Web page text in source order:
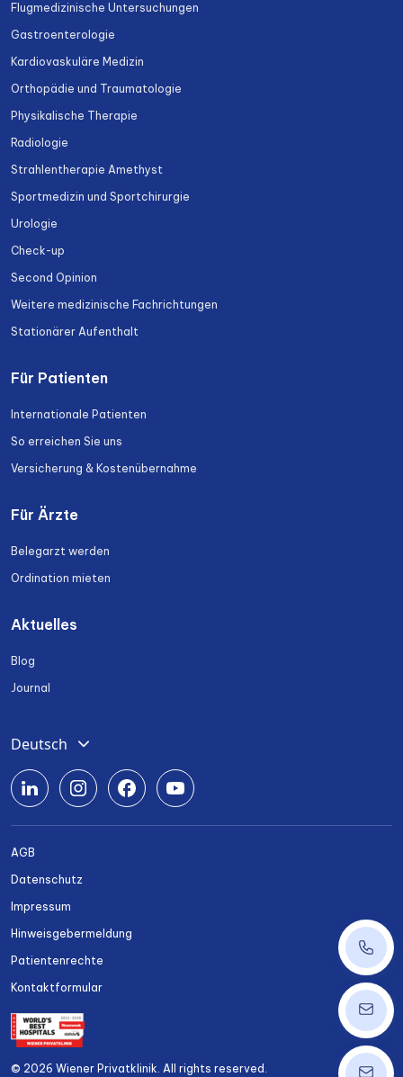
Flugmedizinische Untersuchungen
Gastroenterologie
Kardiovaskuläre Medizin
Orthopädie und Traumatologie
Physikalische Therapie
Radiologie
Strahlentherapie Amethyst
Sportmedizin und Sportchirurgie
Urologie
Check-up
Second Opinion
Weitere medizinische Fachrichtungen
Stationärer Aufenthalt
Für Patienten
Internationale Patienten
So erreichen Sie uns
Versicherung & Kostenübernahme
Für Ärzte
Belegarzt werden
Ordination mieten
Aktuelles
Blog
Journal
Deutsch
English
Română
Български
Українська
© 2026 Wiener Privatklinik. All rights reserved.
AGB
Datenschutz
Impressum
Hinweisgebermeldung
Patientenrechte
Kontaktformular
+43